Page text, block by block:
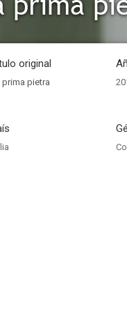
original
prima pietra